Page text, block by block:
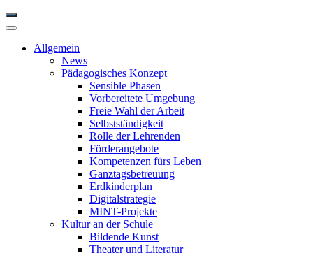
Allgemein
News
Pädagogisches Konzept
Sensible Phasen
Vorbereitete Umgebung
Freie Wahl der Arbeit
Selbstständigkeit
Rolle der Lehrenden
Förderangebote
Kompetenzen fürs Leben
Ganztagsbetreuung
Erdkinderplan
Digitalstrategie
MINT-Projekte
Kultur an der Schule
Bildende Kunst
Theater und Literatur